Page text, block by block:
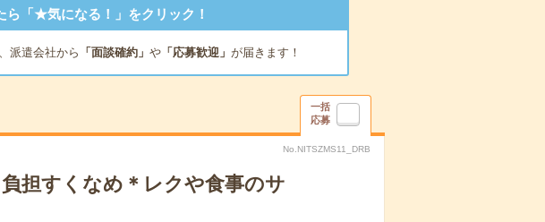
ら「★気になる！」をクリック！
派遣会社から 「面談確約」 や「応募歓迎」 が届きます！
一括
応募
No.NITSZMS11_DRB
負担すくなめ＊レクや食事のサ